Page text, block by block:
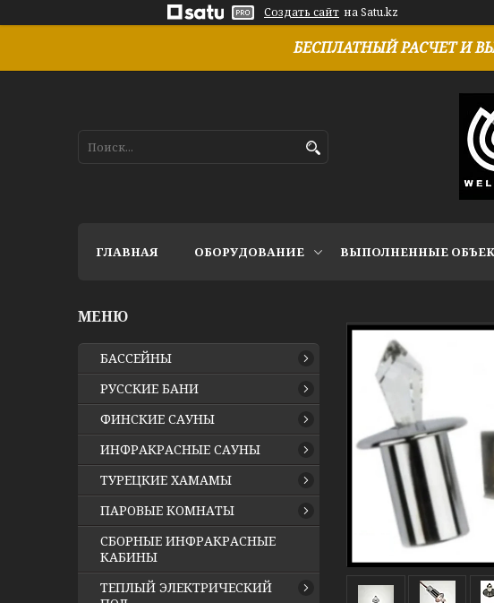
Создать сайт на Satu.kz
БЕСПЛАТНЫЙ РАСЧЕТ И
ГЛАВНАЯ ОБОРУДОВАНИЕ ВЫПОЛНЕННЫЕ
БАССЕЙНЫ
РУССКИЕ БАНИ
ФИНСКИЕ САУНЫ
ИНФРАКРАСНЫЕ САУНЫ
ТУРЕЦКИЕ ХАМАМЫ
ПАРОВЫЕ КОМНАТЫ
СБОРНЫЕ ИНФРАКРАСНЫЕ
КАБИНЫ
ТЕПЛЫЙ ЭЛЕКТРИЧЕСКИЙ